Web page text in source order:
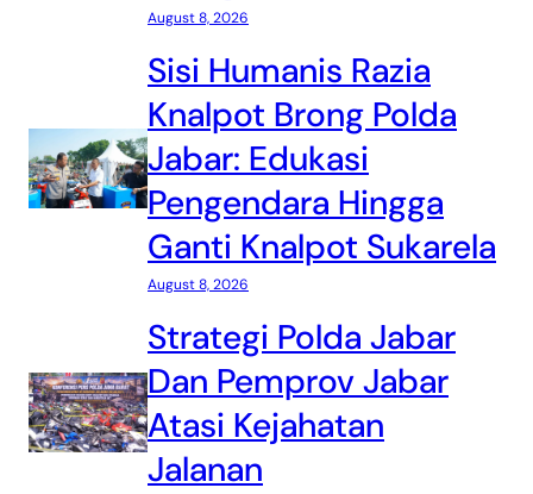
August 8, 2026
Sisi Humanis Razia
Knalpot Brong Polda
Jabar: Edukasi
Pengendara Hingga
Ganti Knalpot Sukarela
August 8, 2026
Strategi Polda Jabar
Dan Pemprov Jabar
Atasi Kejahatan
Jalanan